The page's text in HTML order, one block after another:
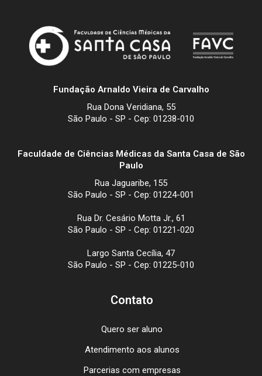
Fundação Arnaldo Vieira de Carvalho
Rua Dona Veridiana, 55
São Paulo - SP - Cep: 01238-010
Faculdade de Ciências Médicas da Santa Casa de São
Paulo
Rua Jaguaribe, 155
São Paulo - SP - Cep: 01224-001
Rua Dr. Cesário Motta Jr., 61
São Paulo - SP - Cep: 01221-020
Largo Santa Cecília, 47
São Paulo - SP - Cep: 01225-010
Contato
Quero ser aluno
Atendimento aos alunos
Parcerias com empresas